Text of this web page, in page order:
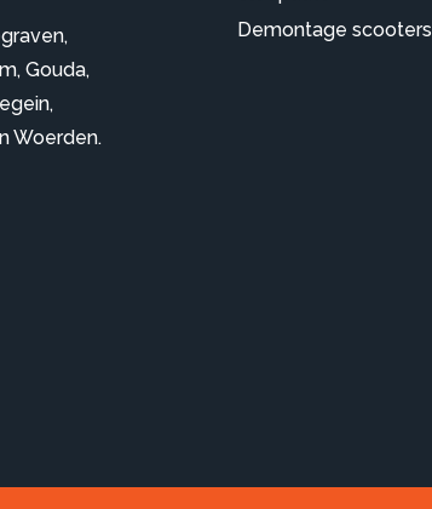
,
, Gouda,
,
Woerden.
Demontage scooters